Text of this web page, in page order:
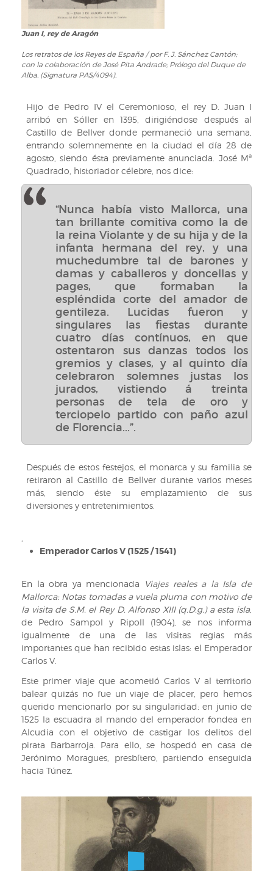
Juan I, rey de Aragón
Los retratos de los Reyes de España / por F. J. Sánchez Cantón;
con la colaboración de José Pita Andrade; Prólogo del Duque de
Alba. (Signatura PAS/4094).
Hijo de Pedro IV el Ceremonioso, el rey D. Juan I
arribó en Sóller en 1395, dirigiéndose después al
Castillo de Bellver donde permaneció una semana,
entrando solemnemente en la ciudad el día 28 de
agosto, siendo ésta previamente anunciada. José Mª
Quadrado, historiador célebre, nos dice:
“Nunca había visto Mallorca, una
tan brillante comitiva como la de
la reina Violante y de su hija y de la
infanta hermana del rey, y una
muchedumbre tal de barones y
damas y caballeros y doncellas y
pages, que formaban la
espléndida corte del amador de
gentileza. Lucidas fueron y
singulares las fiestas durante
cuatro días contínuos, en que
ostentaron sus danzas todos los
gremios y clases, y al quinto día
celebraron solemnes justas los
jurados, vistiendo á treinta
personas de tela de oro y
terciopelo partido con paño azul
de Florencia...”.
Después de estos festejos, el monarca y su familia se
retiraron al Castillo de Bellver durante varios meses
más, siendo éste su emplazamiento de sus
diversiones y entretenimientos.
Emperador Carlos V (1525 / 1541)
En la obra ya mencionada
Viajes reales a la Isla de
Mallorca: Notas tomadas a vuela pluma con motivo de
la visita de S.M. el Rey D. Alfonso XIII (q.D.g.) a esta isla,
de Pedro Sampol y Ripoll (1904), se nos informa
igualmente de una de las visitas regias más
importantes que han recibido estas islas: el Emperador
Carlos V.
Este primer viaje que acometió Carlos V al territorio
balear quizás no fue un viaje de placer, pero hemos
querido mencionarlo por su singularidad: en junio de
1525 la escuadra al mando del emperador fondea en
Alcudia con el objetivo de castigar los delitos del
pirata Barbarroja. Para ello, se hospedó en casa de
Jerónimo Moragues, presbítero, partiendo enseguida
hacia Túnez.